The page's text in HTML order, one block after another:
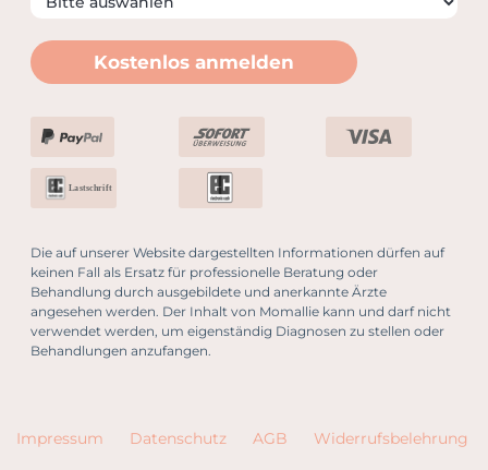
Kostenlos anmelden
Lastschrift
Die auf unserer Website dargestellten Informationen dürfen auf
keinen Fall als Ersatz für professionelle Beratung oder
Behandlung durch ausgebildete und anerkannte Ärzte
angesehen werden. Der Inhalt von Momallie kann und darf nicht
verwendet werden, um eigenständig Diagnosen zu stellen oder
Behandlungen anzufangen.
Impressum Datenschutz AGB Widerrufsbelehrung